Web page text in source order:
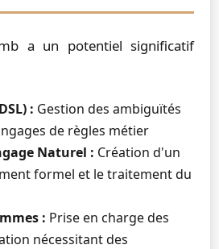
a un potentiel significatif
: Gestion des ambiguïtés
de règles métier
Naturel : Création d'un
formel et le traitement du
: Prise en charge des
nécessitant des